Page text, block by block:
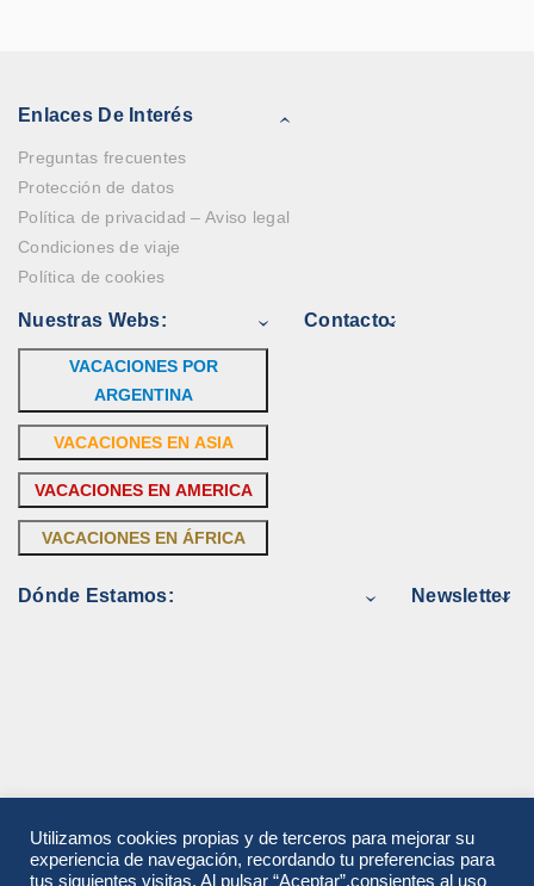
Enlaces De Interés
Preguntas frecuentes
Protección de datos
Política de privacidad – Aviso legal
Condiciones de viaje
Política de cookies
Nuestras Webs:
VACACIONES POR
ARGENTINA
VACACIONES EN ASIA
VACACIONES EN AMERICA
VACACIONES EN ÁFRICA
Contacto:
Dónde Estamos: Newsletter
Utilizamos cookies propias y de terceros para mejorar su
experiencia de navegación, recordando tu preferencias para
tus siguientes visitas. Al pulsar “Aceptar”,consientes al uso